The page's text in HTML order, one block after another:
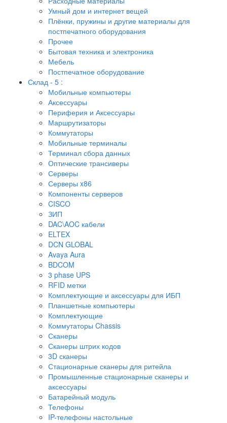
Умный дом и интернет вещей
Плёнки, пружины и другие материалы для
постпечатного оборудования
Прочее
Бытовая техника и электроника
Мебель
Постпечатное оборудование
Склад - 5 :
Мобильные компьютеры
Аксессуары
Периферия и Аксессуары
Маршрутизаторы
Коммутаторы
Мобильные терминалы
Терминал сбора данных
Оптические трансиверы
Серверы
Серверы x86
Компоненты серверов
CISCO
ЗИП
DAC\AOC кабели
ELTEX
DCN GLOBAL
Avaya Aura
BDCOM
3 phase UPS
RFID метки
Комплектующие и аксессуары для ИБП
Планшетные компьютеры
Комплектующие
Коммутаторы Chassis
Сканеры
Сканеры штрих кодов
3D сканеры
Стационарные сканеры для ритейла
Промышленные стационарные сканеры и
аксессуары
Батарейный модуль
Телефоны
IP-телефоны настольные